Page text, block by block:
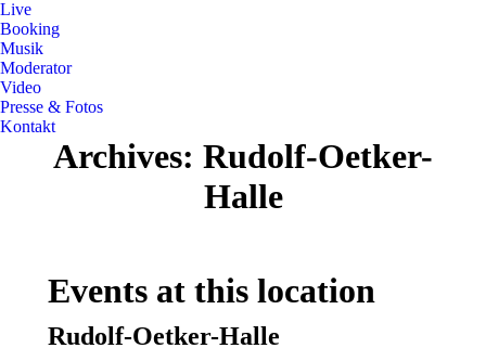
Live
Booking
Musik
Moderator
Video
Presse & Fotos
Kontakt
Archives: Rudolf-Oetker-
Halle
Events at this location
Rudolf-Oetker-Halle